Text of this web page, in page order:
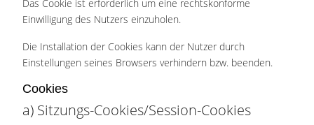
Das Cookie ist erforderlich um eine rechtskonforme
Einwilligung des Nutzers einzuholen.
Die Installation der Cookies kann der Nutzer durch
Einstellungen seines Browsers verhindern bzw. beenden.
Cookies
a) Sitzungs-Cookies/Session-Cookies